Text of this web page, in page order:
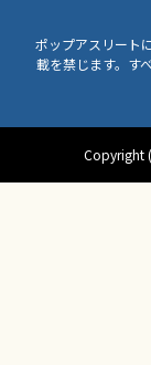
ポップアスリート
載を禁じます。す
Copyright